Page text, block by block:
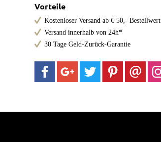
Vorteile
Kostenloser Versand ab € 50,- Bestellwert
Versand innerhalb von 24h*
30 Tage Geld-Zurück-Garantie